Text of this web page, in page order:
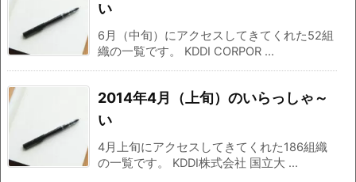
い
6月（中旬）にアクセスしてきてくれた52組
織の一覧です。 KDDI CORPOR ...
2014年4月（上旬）のいらっしゃ～
い
4月上旬にアクセスしてきてくれた186組織
の一覧です。 KDDI株式会社 国立大 ...